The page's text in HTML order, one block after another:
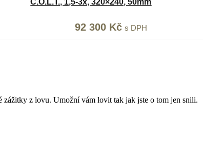
C.O.L.T., 1,5-3x, 320×240, 50mm
Původní
cena
92 300 KčAktuální
cena
s DPH
zážitky z lovu. Umožní vám lovit tak jak jste o tom jen snili.